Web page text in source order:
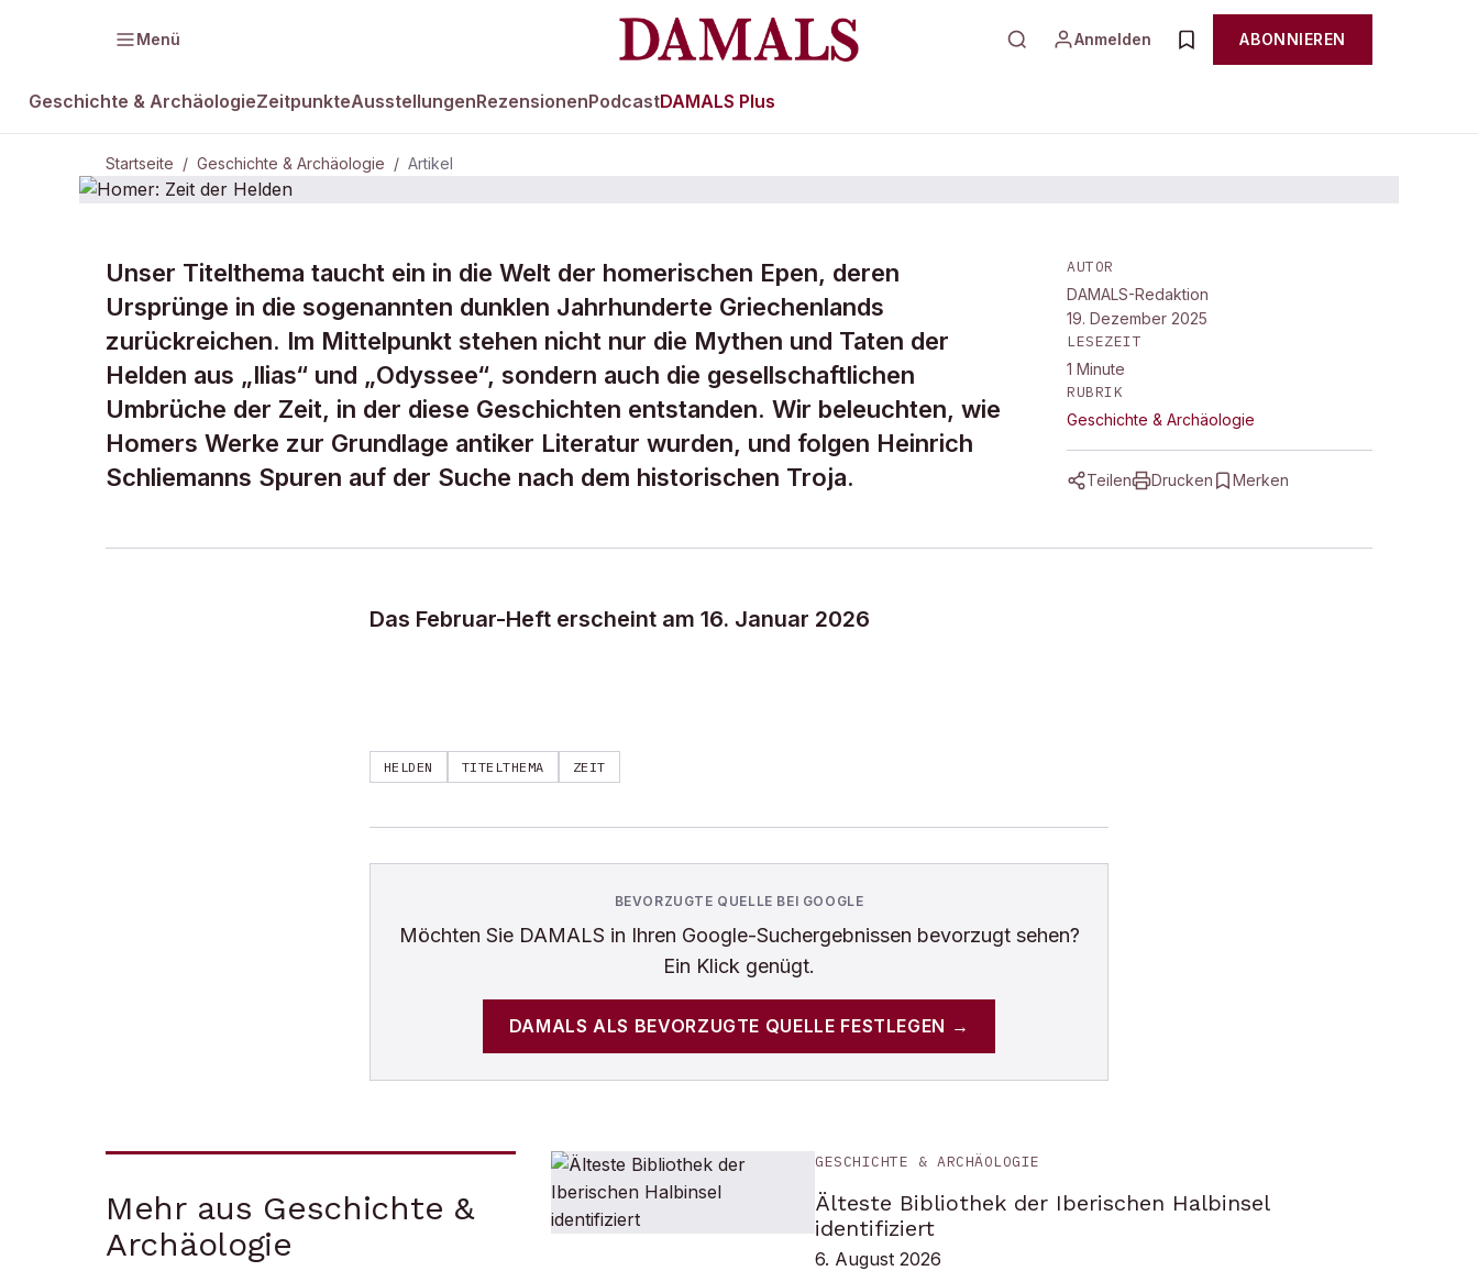
Menü Anmelden ABONNIEREN
Geschichte & ArchäologieZeitpunkteAusstellungenRezensionenPodcastDAMALS Plus
Startseite / Geschichte & Archäologie / Artikel
GESCHICHTE & ARCHÄOLOGIE
Homer: Zeit der
Helden
Unser Titelthema taucht ein in die Welt der homerischen Epen, deren
Ursprünge in die sogenannten dunklen Jahrhunderte Griechenlands
zurückreichen. Im Mittelpunkt stehen nicht nur die Mythen und Taten der
Helden aus „Ilias“ und „Odyssee“, sondern auch die gesellschaftlichen
Umbrüche der Zeit, in der diese Geschichten entstanden. Wir beleuchten, wie
Homers Werke zur Grundlage antiker Literatur wurden, und folgen Heinrich
Schliemanns Spuren auf der Suche nach dem historischen Troja.
AUTOR
DAMALS-Redaktion
19. Dezember 2025
LESEZEIT
1 Minute
RUBRIK
Geschichte & Archäologie
Teilen Drucken Merken
Das Februar-Heft erscheint am 16. Januar 2026
HELDEN TITELTHEMA ZEIT
BEVORZUGTE QUELLE BEI GOOGLE
Möchten Sie DAMALS in Ihren Google-Suchergebnissen bevorzugt sehen?
Ein Klick genügt.
DAMALS ALS BEVORZUGTE QUELLE FESTLEGEN →
Mehr aus Geschichte &
Archäologie
GESCHICHTE & ARCHÄOLOGIE
Älteste Bibliothek der Iberischen Halbinsel
identifiziert
6. August 2026